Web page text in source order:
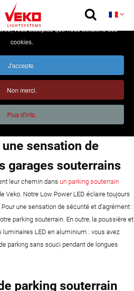
sensation de
garages souterrains
leur chemin dans un parking souterrain
Veko. Notre Low Power LED éclaire toujours
une sensation de sécurité et d'agrément :
parking souterrain. En outre, la poussière et
luminaires LED en aluminium : vous avez
parking sans souci pendant de longues
parking souterrain
améliorer votre expérience sur notre site
vous acceptez que nous utilisions des
cookies.
J'accepte.
Non merci.
Plus d'info.